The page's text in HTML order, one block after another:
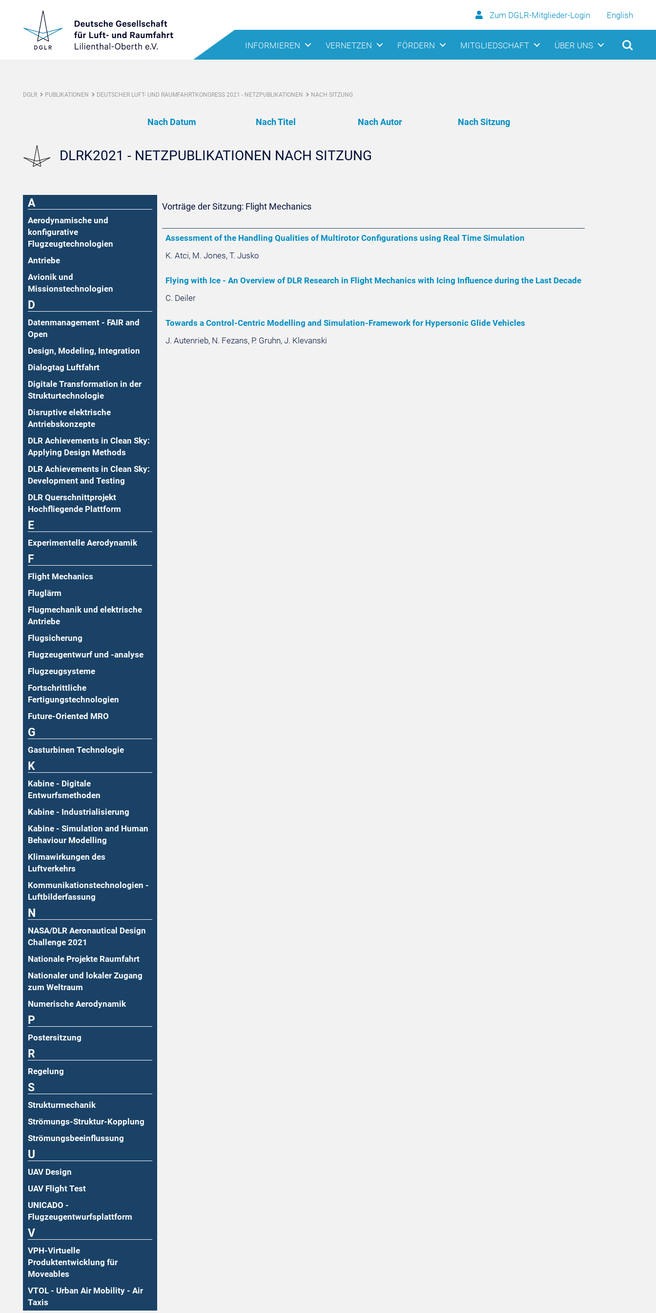
Zum DGLR-Mitglieder-Login English
INFORMIEREN VERNETZEN FÖRDERN MITGLIEDSCHAFT ÜBER UNS
DGLR PUBLIKATIONEN DEUTSCHER LUFT- UND RAUMFAHRTKONGRESS 2021 - NETZPUBLIKATIONEN NACH SITZUNG
Nach Datum Nach Titel Nach Autor Nach Sitzung
DLRK2021 - NETZPUBLIKATIONEN NACH SITZUNG
A
Aerodynamische und
konfigurative
Flugzeugtechnologien
Antriebe
Avionik und
Missionstechnologien
D
Datenmanagement - FAIR and
Open
Design, Modeling, Integration
Dialogtag Luftfahrt
Digitale Transformation in der
Strukturtechnologie
Disruptive elektrische
Antriebskonzepte
DLR Achievements in Clean Sky:
Applying Design Methods
DLR Achievements in Clean Sky:
Development and Testing
DLR Querschnittprojekt
Hochfliegende Plattform
E
Experimentelle Aerodynamik
F
Flight Mechanics
Fluglärm
Flugmechanik und elektrische
Antriebe
Flugsicherung
Flugzeugentwurf und -analyse
Flugzeugsysteme
Fortschrittliche
Fertigungstechnologien
Future-Oriented MRO
G
Gasturbinen Technologie
K
Kabine - Digitale
Entwurfsmethoden
Kabine - Industrialisierung
Kabine - Simulation and Human
Behaviour Modelling
Klimawirkungen des
Luftverkehrs
Kommunikationstechnologien -
Luftbilderfassung
N
NASA/DLR Aeronautical Design
Challenge 2021
Nationale Projekte Raumfahrt
Nationaler und lokaler Zugang
zum Weltraum
Numerische Aerodynamik
P
Postersitzung
R
Regelung
S
Strukturmechanik
Strömungs-Struktur-Kopplung
Strömungsbeeinflussung
U
UAV Design
UAV Flight Test
UNICADO -
Flugzeugentwurfsplattform
V
VPH-Virtuelle
Produktentwicklung für
Moveables
VTOL - Urban Air Mobility - Air
Taxis
Vorträge der Sitzung: Flight Mechanics
Assessment of the Handling Qualities of Multirotor Configurations using Real Time Simulation
K. Atci, M. Jones, T. Jusko
Flying with Ice - An Overview of DLR Research in Flight Mechanics with Icing Influence during the Last Decade
C. Deiler
Towards a Control-Centric Modelling and Simulation-Framework for Hypersonic Glide Vehicles
J. Autenrieb, N. Fezans, P. Gruhn, J. Klevanski